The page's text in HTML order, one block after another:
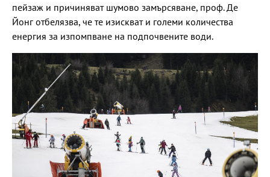
пейзаж и причиняват шумово замърсяване, проф. Де
Йонг отбелязва, че те изискват и големи количества
енергия за изпомпване на подпочвените води.